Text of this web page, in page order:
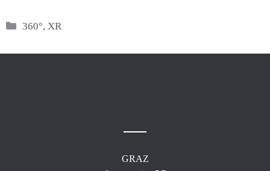
Kategorien
360°,XR
GRAZ